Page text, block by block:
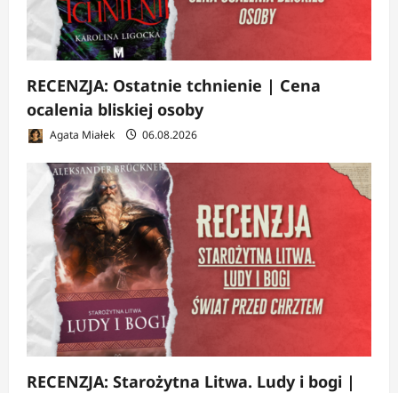
RECENZJA: Ostatnie tchnienie | Cena
ocalenia bliskiej osoby
Agata Miałek 06.08.2026
RECENZJA: Starożytna Litwa. Ludy i bogi |